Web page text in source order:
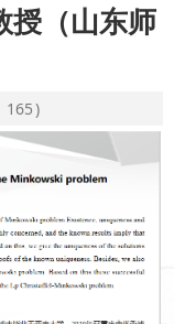
（山东师
165)